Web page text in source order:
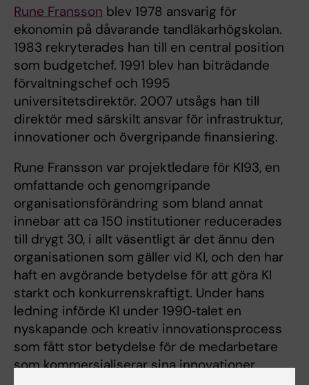
Rune Fransson blev 1978 ansvarig för
ekonomin på dåvarande tandläkarhögskolan.
1983 rekryterades han till en central position
som budgetchef. 1991 blev han biträdande
förvaltningschef och 1995
universitetsdirektör. 2007 utsågs han till
direktör med särskilt ansvar för infrastruktur,
innovationer och övergripande finansiering.
Rune Fransson var projektledare för KI93, en
omfattande och genomgripande
organisationsförändring som bland annat
innebar att ca 150 institutioner reducerades
till drygt 30, i allt väsentligt är det ännu den
organisationen som gäller vid KI, och den har
haft en avgörande betydelse för att göra KI
starkt och konkurrenskraftigt. Under hans
ledning införde KI under 1990‑talet en
nyskapande och kreativ innovationsprocess
som fått stor betydelse för de medarbetare
som kommersialiserar sina innovationer.